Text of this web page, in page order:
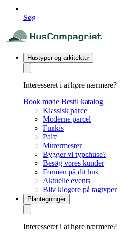
Søg
Hustyper og arkitektur
Interesseret i at høre nærmere?
Book møde Bestil katalog
Klassisk parcel
Moderne parcel
Funkis
Palæ
Murermester
Bygger vi typehuse?
Besøg vores kunder
Formen på dit hus
Aktuelle events
Bliv klogere på tagtyper
Plantegninger
Interesseret i at høre nærmere?